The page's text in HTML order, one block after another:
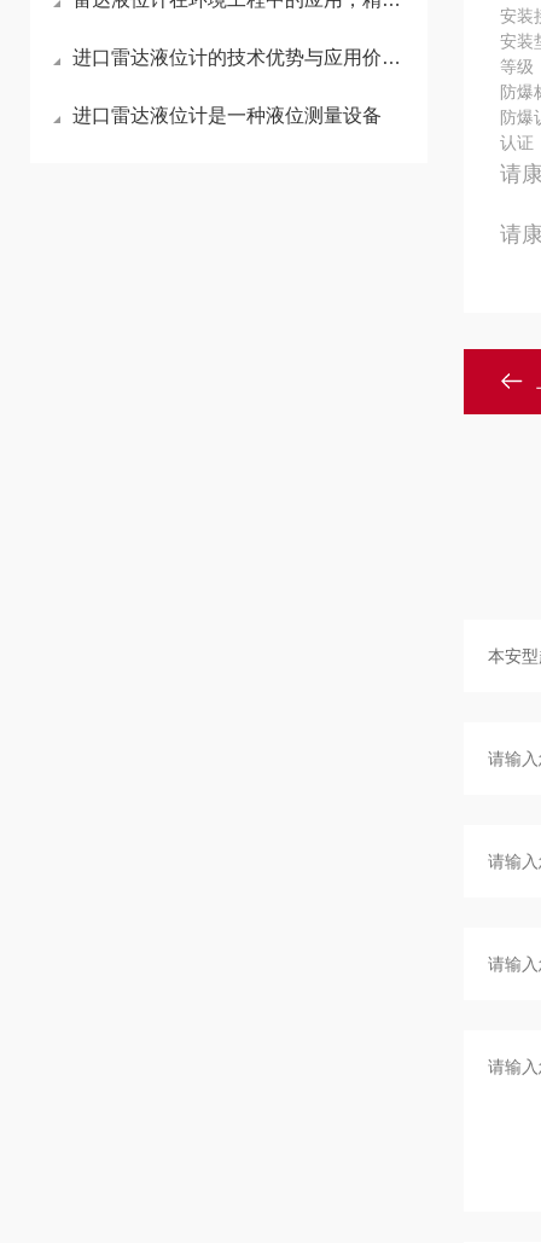
进口雷达液位计的技术优势与应用价值解析
进口雷达液位计是一种液位测量设备
安装
安装
等
防爆
防爆
认
请
请